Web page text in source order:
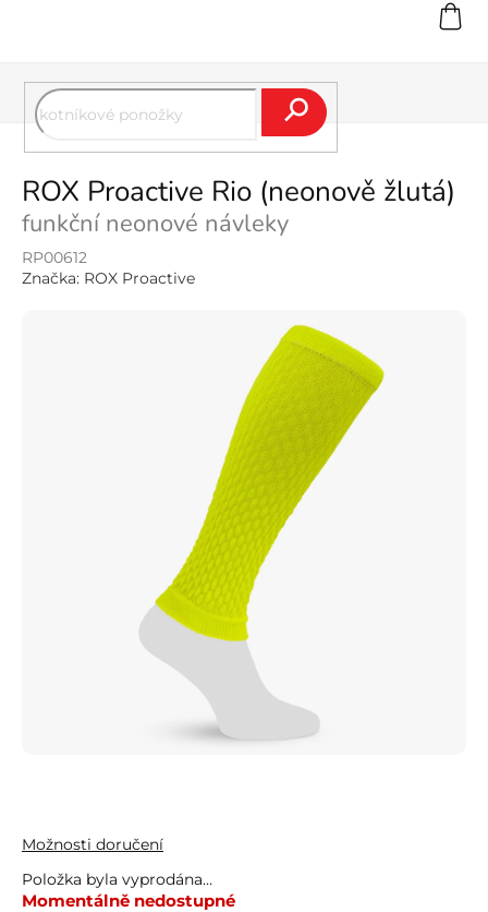
ROX Proactive Rio (neonově žlutá)
funkční neonové návleky
RP00612
Značka: ROX Proactive
Momentálně nedostupné
Možnosti doručení
Položka byla vyprodána…